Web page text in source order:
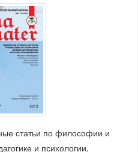
статьи по философии и
и психологии,